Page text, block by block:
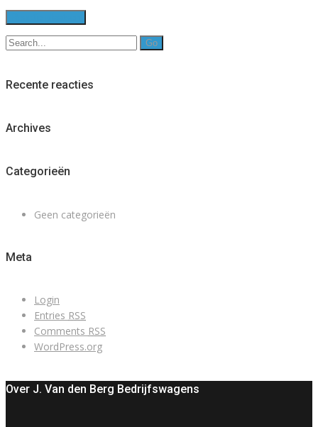
Search
Recente reacties
Archives
Categorieën
Geen categorieën
Meta
Login
Entries RSS
Comments RSS
WordPress.org
Over J. Van den Berg Bedrijfswagens